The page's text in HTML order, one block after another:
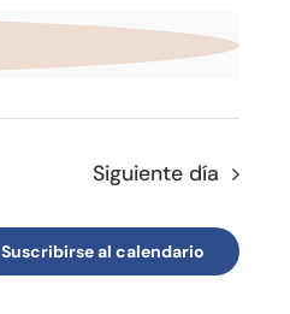
Siguiente día
Suscribirse al calendario